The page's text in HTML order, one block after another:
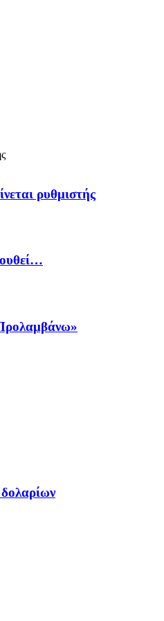
ρυθμιστής